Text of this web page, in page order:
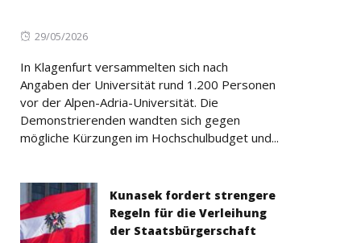
Posted
29/05/2026
In Klagenfurt versammelten sich nach
Angaben der Universität rund 1.200 Personen
vor der Alpen-Adria-Universität. Die
Demonstrierenden wandten sich gegen
mögliche Kürzungen im Hochschulbudget und...
Kunasek fordert strengere
Regeln für die Verleihung
der Staatsbürgerschaft